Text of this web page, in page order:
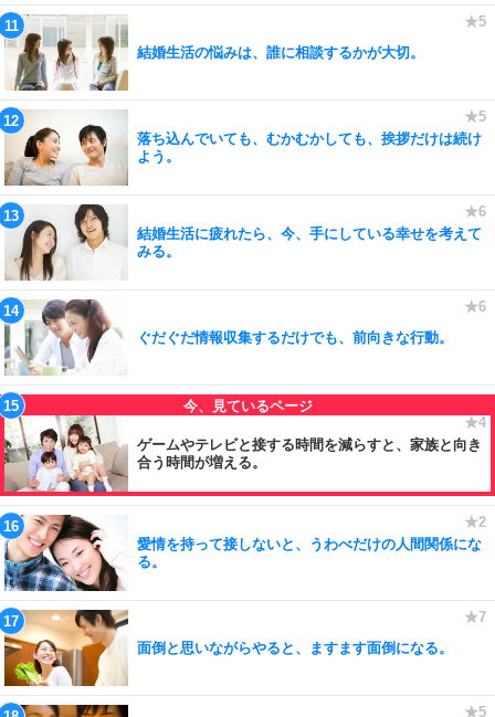
結婚生活の悩みは、誰に相談するかが大切。
落ち込んでいても、むかむかしても、挨拶だけは続け
よう。
結婚生活に疲れたら、今、手にしている幸せを考えて
みる。
ぐだぐだ情報収集するだけでも、前向きな行動。
ゲームやテレビと接する時間を減らすと、家族と向き
合う時間が増える。
愛情を持って接しないと、うわべだけの人間関係にな
る。
面倒と思いながらやると、ますます面倒になる。